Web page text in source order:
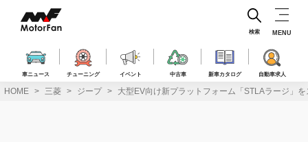
ス
車ニュース チューニング イベント 中古車 新車カタログ 自動車求人
検索 MENU
HOME 三菱 ジープ 大型EV向け新プラットフォーム「STLAラージ」